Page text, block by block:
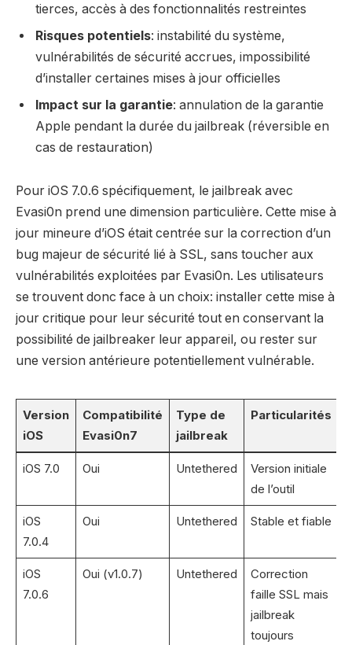
tierces, accès à des fonctionnalités restreintes
Risques potentiels: instabilité du système,
vulnérabilités de sécurité accrues, impossibilité
d’installer certaines mises à jour officielles
Impact sur la garantie: annulation de la garantie
Apple pendant la durée du jailbreak (réversible en
cas de restauration)
Pour iOS 7.0.6 spécifiquement, le jailbreak avec
Evasi0n prend une dimension particulière. Cette mise à
jour mineure d’iOS était centrée sur la correction d’un
bug majeur de sécurité lié à SSL, sans toucher aux
vulnérabilités exploitées par Evasi0n. Les utilisateurs
se trouvent donc face à un choix: installer cette mise à
jour critique pour leur sécurité tout en conservant la
possibilité de jailbreaker leur appareil, ou rester sur
une version antérieure potentiellement vulnérable.
Version
iOS
Compatibilité
Evasi0n7
Type de
jailbreak
Particularités
iOS 7.0 Oui Untethered
Version initiale
de l’outil
iOS
7.0.4
Oui Untethered Stable et fiable
iOS
7.0.6
Oui (v1.0.7) Untethered
Correction
faille SSL mais
jailbreak
toujours